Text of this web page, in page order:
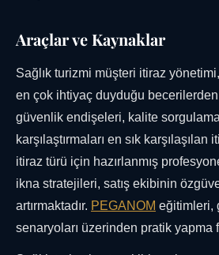
Araçlar ve Kaynaklar
Sağlık turizmi müşteri itiraz yönetimi,
en çok ihtiyaç duyduğu
güvenlik endişeleri, kalite
karşılaştırmaları en sık
itiraz türü için hazırlanmış
ikna stratejileri, satış ekibinin
artırmaktadır. PEGANOM eğitimleri,
senaryoları üzerinden pratik yapma